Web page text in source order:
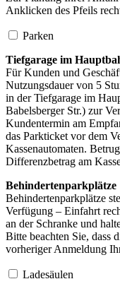
Anklicken des Pfeils
Parken
Tiefgarage im
Für Kunden und
Nutzungsdauer von 5
in der Tiefgarage im
Babelsberger Str.) zur
Kundentermin am
das Parkticket vor dem
Kassenautomaten.
Differenzbetrag am
Behindertenparkplätze
Behindertenparkplätze
Verfügung – Einfahrt
an der Schranke und
Bitte beachten Sie, dass
vorheriger Anmeldung
Ladesäulen